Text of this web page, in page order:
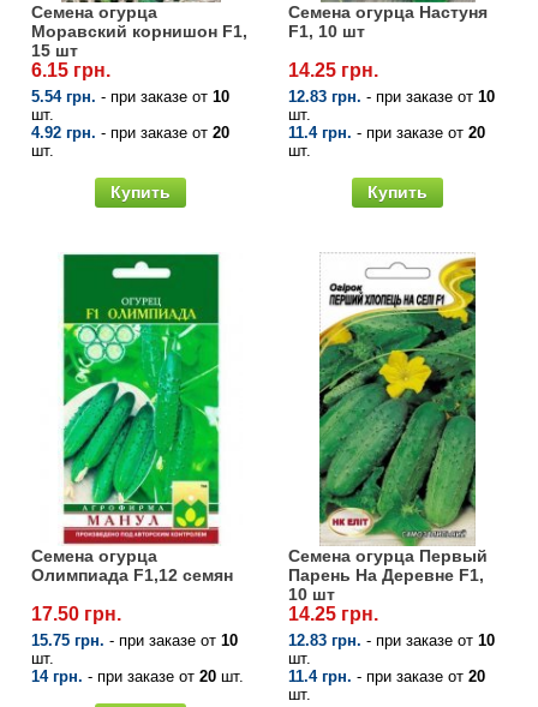
Семена огурца
Моравский корнишон F1,
15 шт
6.15 грн.
5.54 грн. - при заказе от 10
шт.
4.92 грн. - при заказе от 20
шт.
Купить
Семена огурца Настуня
F1, 10 шт
14.25 грн.
12.83 грн. - при заказе от 10
шт.
11.4 грн. - при заказе от 20
шт.
Купить
Семена огурца
Олимпиада F1,12 семян
17.50 грн.
15.75 грн. - при заказе от 10
шт.
14 грн. - при заказе от 20 шт.
Семена огурца Первый
Парень На Деревне F1,
10 шт
14.25 грн.
12.83 грн. - при заказе от 10
шт.
11.4 грн. - при заказе от 20
шт.